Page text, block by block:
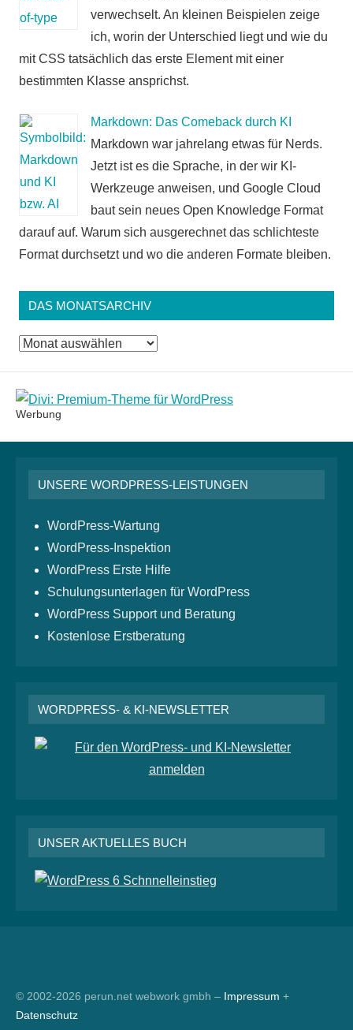
verwechselt. An kleinen Beispielen zeige
ich, worin der Unterschied liegt und wie du
mit CSS tatsächlich das erste Element mit einer
bestimmten Klasse ansprichst.
Markdown: Das Comeback durch KI
Markdown war jahrelang etwas für Nerds.
Jetzt ist es die Sprache, in der wir KI-
Werkzeuge anweisen, und Google Cloud
baut sein neues Open Knowledge Format
darauf auf. Warum sich ausgerechnet das schlichteste
Format durchsetzt und wo die anderen Formate bleiben.
DAS MONATSARCHIV
Das
Werbung
UNSERE WORDPRESS-LEISTUNGEN
WordPress-Wartung
WordPress-Inspektion
WordPress Erste Hilfe
Schulungsunterlagen für WordPress
WordPress Support und Beratung
Kostenlose Erstberatung
WORDPRESS- & KI-NEWSLETTER
UNSER AKTUELLES BUCH
© 2002-2026 perun.net webwork gmbh – Impressum +
Datenschutz